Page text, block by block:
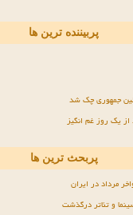
پربیننده ترین ها
جمهوری چک شد
یک روز غم انگیز
پربحث ترین ها
مرداد در ایران
و تئاتر درگذشت